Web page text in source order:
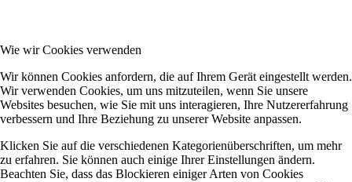
Wie wir Cookies verwenden
Wir können Cookies anfordern, die auf Ihrem Gerät eingestellt werden.
Wir verwenden Cookies, um uns mitzuteilen, wenn Sie unsere
Websites besuchen, wie Sie mit uns interagieren, Ihre Nutzererfahrung
verbessern und Ihre Beziehung zu unserer Website anpassen.
Klicken Sie auf die verschiedenen Kategorienüberschriften, um mehr
zu erfahren. Sie können auch einige Ihrer Einstellungen ändern.
Beachten Sie, dass das Blockieren einiger Arten von Cookies